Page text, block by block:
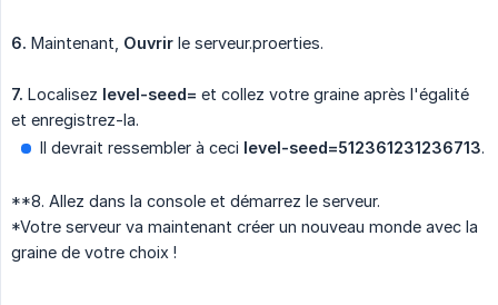
6. Maintenant, Ouvrir le serveur.proerties.
7. Localisez level-seed= et collez votre graine après l'égalité
et enregistrez-la.
Il devrait ressembler à ceci level-seed=512361231236713.
**8. Allez dans la console et démarrez le serveur.
*Votre serveur va maintenant créer un nouveau monde avec la
graine de votre choix !